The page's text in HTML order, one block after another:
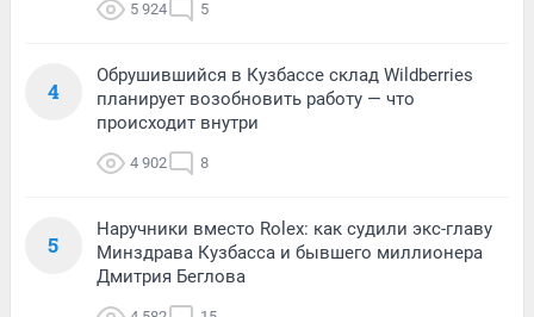
5 924 5
4
Обрушившийся в Кузбассе склад Wildberries
планирует возобновить работу — что
происходит внутри
4 902 8
5
Наручники вместо Rolex: как судили экс-главу
Минздрава Кузбасса и бывшего миллионера
Дмитрия Беглова